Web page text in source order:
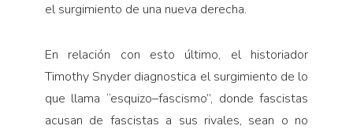
el surgimiento de una nueva derecha.
En relación con esto último, el historiador
Timothy Snyder diagnostica el surgimiento de lo
que llama “esquizo–fascismo”, donde fascistas
acusan de fascistas a sus rivales, sean o no